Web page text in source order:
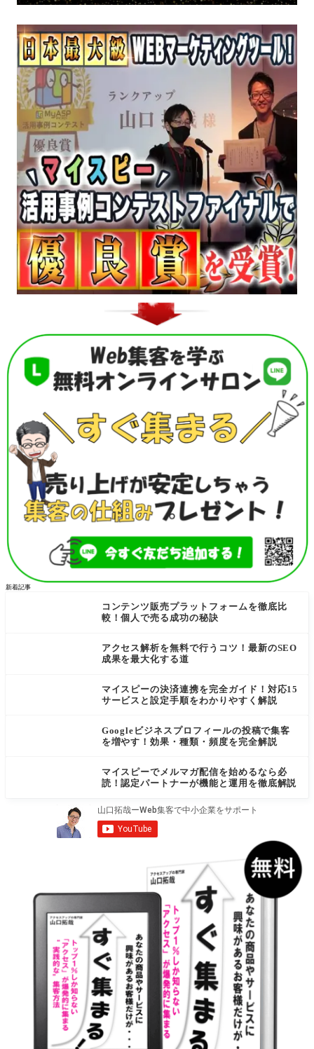
新着記事
コンテンツ販売プラットフォームを徹底比
較！個人で売る成功の秘訣
アクセス解析を無料で行うコツ！最新のSEO
成果を最大化する道
マイスピーの決済連携を完全ガイド！対応15
サービスと設定手順をわかりやすく解説
Googleビジネスプロフィールの投稿で集客
を増やす！効果・種類・頻度を完全解説
マイスピーでメルマガ配信を始めるなら必
読！認定パートナーが機能と運用を徹底解説